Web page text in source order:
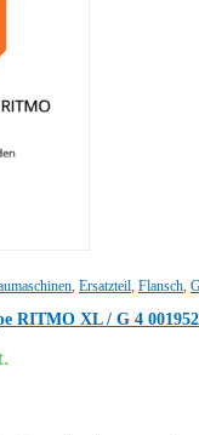
Ersatzteil Flansch
RITMO XL / G 4